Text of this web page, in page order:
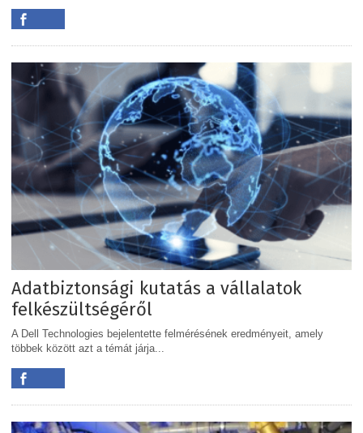
Adatbiztonsági kutatás a vállalatok
felkészültségéről
A Dell Technologies bejelentette felmérésének eredményeit, amely
többek között azt a témát járja...